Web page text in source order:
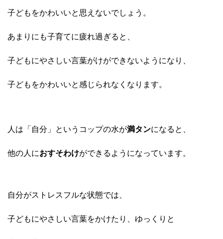
子どもをかわいいと思えないでしょう。
あまりにも子育てに疲れ過ぎると、
子どもにやさしい言葉がけができないようになり、
子どもをかわいいと感じられなくなります。
人は「自分」というコップの水が満タンになると、
他の人におすそわけができるようになっています。
自分がストレスフルな状態では、
子どもにやさしい言葉をかけたり、ゆっくりと